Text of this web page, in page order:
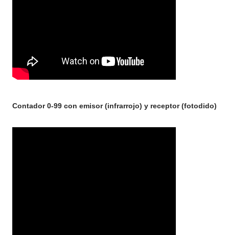
Contador 0-99 con emisor (infrarrojo) y receptor (fotodido)